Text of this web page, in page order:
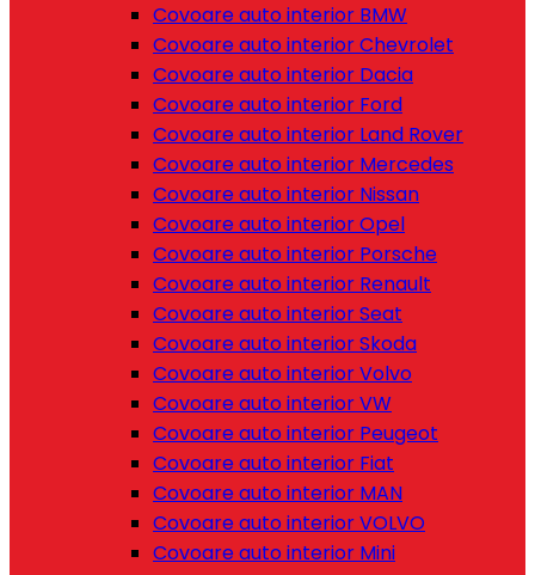
Covoare auto interior BMW
Covoare auto interior Chevrolet
Covoare auto interior Dacia
Covoare auto interior Ford
Covoare auto interior Land Rover
Covoare auto interior Mercedes
Covoare auto interior Nissan
Covoare auto interior Opel
Covoare auto interior Porsche
Covoare auto interior Renault
Covoare auto interior Seat
Covoare auto interior Skoda
Covoare auto interior Volvo
Covoare auto interior VW
Covoare auto interior Peugeot
Covoare auto interior Fiat
Covoare auto interior MAN
Covoare auto interior VOLVO
Covoare auto interior Mini